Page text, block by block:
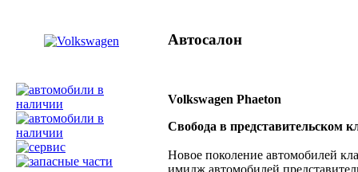
Автосалон
Volkswagen Phaeton
Свобода в представительском
Новое поколение автомобилей
имидж автомобилей